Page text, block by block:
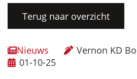
Terug naar overzicht
Nieuws
Vernon KD
01-10-25